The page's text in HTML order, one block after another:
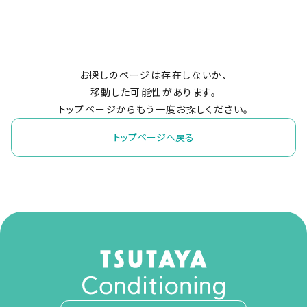
お探しのページは存在しないか、
移動した可能性があります。
トップページからもう一度お探しください。
トップページへ戻る